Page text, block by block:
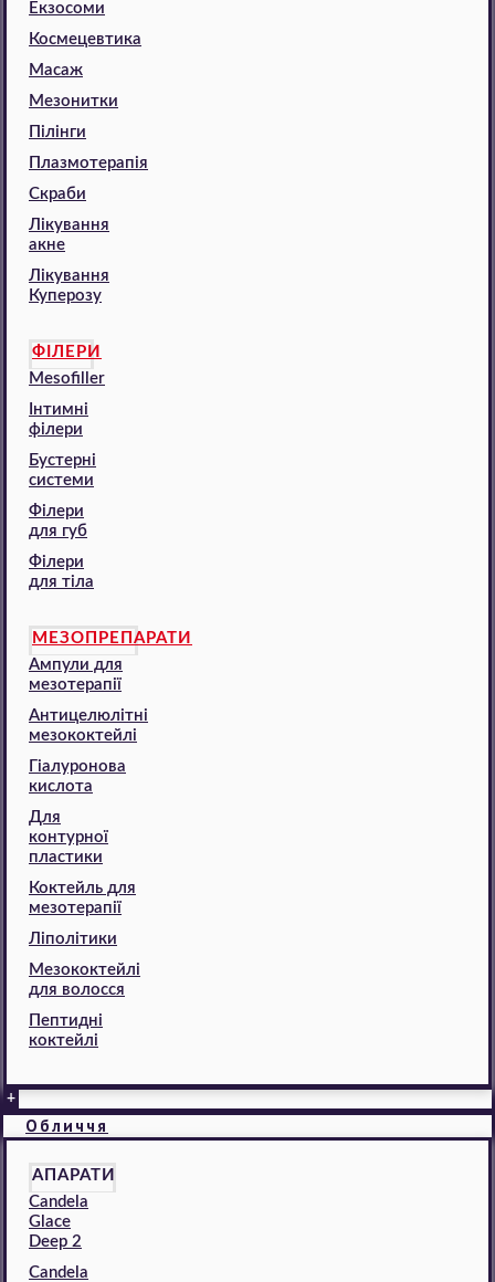
Екзосоми
Космецевтика
Масаж
Мезонитки
Пілінги
Плазмотерапія
Скраби
Лікування
акне
Лікування
Куперозу
ФІЛЕРИ
Mesofiller
Інтимні
філери
Бустерні
системи
Філери
для губ
Філери
для тіла
МЕЗОПРЕПАРАТИ
Ампули для
мезотерапії
Антицелюлітні
мезококтейлі
Гіалуронова
кислота
Для
контурної
пластики
Коктейль для
мезотерапії
Ліполітики
Мезококтейлі
для волосся
Пептидні
коктейлі
+
Обличчя
АПАРАТИ
Candela
Glace
Deep 2
Candela